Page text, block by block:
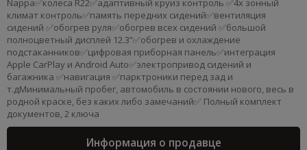
климат контроль✅память передних сидений✅вентиляция
сидений ✅обогрев руля✅обогрев всех сидений ✅большой
полноцветный дисплей 12.3”✅обогрев и охлаждение
подстаканников✅цифровая приборная панель✅интеграция
Apple CarPlay и Android Auto✅электропривод сидений и
багажника ✅навигация ✅парктроники перед зад и
т.дМинимальный пробег, автомобиль в состоянии нового, весь в
родной краске, без каких либо замечаний✅ Полный комплект
документов, 2 ключа
Информация о продавце